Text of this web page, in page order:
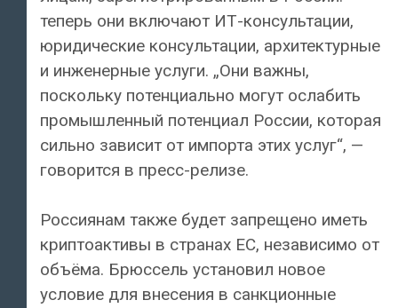
теперь они включают ИТ-консультации,
юридические консультации, архитектурные
и инженерные услуги. „Они важны,
поскольку потенциально могут ослабить
промышленный потенциал России, которая
сильно зависит от импорта этих услуг“, —
говорится в пресс-релизе.
Россиянам также будет запрещено иметь
криптоактивы в странах ЕС, независимо от
объёма. Брюссель установил новое
условие для внесения в санкционные